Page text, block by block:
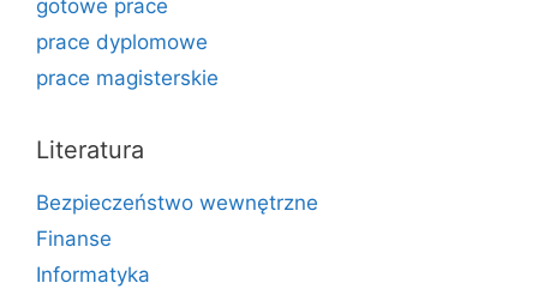
gotowe prace
prace dyplomowe
prace magisterskie
Literatura
Bezpieczeństwo wewnętrzne
Finanse
Informatyka